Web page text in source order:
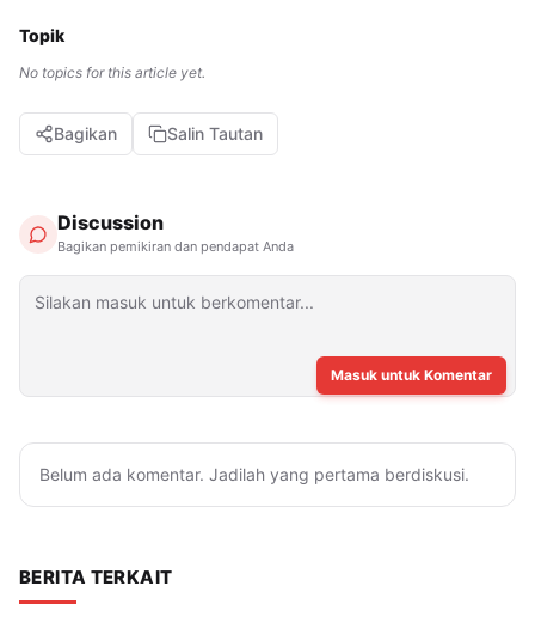
Topik
No topics for this article yet.
Bagikan Salin Tautan
Discussion
Bagikan pemikiran dan pendapat Anda
Masuk untuk Komentar
Belum ada komentar. Jadilah yang pertama berdiskusi.
BERITA TERKAIT